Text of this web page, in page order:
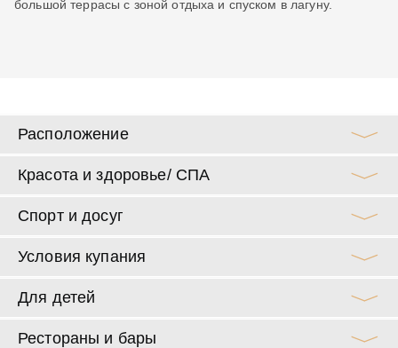
большой террасы с зоной отдыха и спуском в лагуну.
Расположение
Красота и здоровье/ СПА
Спорт и досуг
Условия купания
Для детей
Рестораны и бары